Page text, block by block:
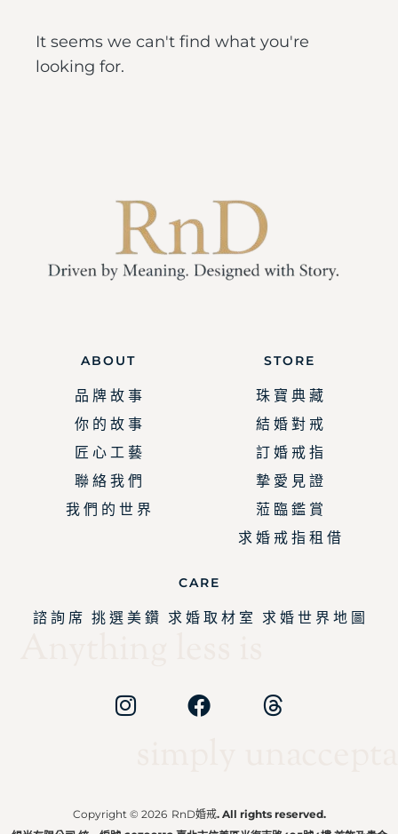
It seems we can't find what you're
looking for.
ABOUT
品 牌 故 事
你 的 故 事
匠 心 工 藝
聯 絡 我 們
我 們 的 世 界
STORE
珠 寶 典 藏
結 婚 對 戒
訂 婚 戒 指
摯 愛 見 證
蒞 臨 鑑 賞
求 婚 戒 指 租 借
CARE
諮 詢 席 挑 選 美 鑽 求 婚 取 材 室 求 婚 世 界 地 圖
Copyright © 2026 RnD婚戒. All rights reserved.